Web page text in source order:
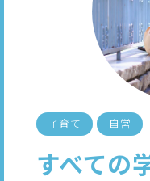
子育て 自営
すべての